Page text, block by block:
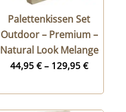
Palettenkissen Set
Outdoor – Premium –
Natural Look Melange
44,95 €– 129,95 €